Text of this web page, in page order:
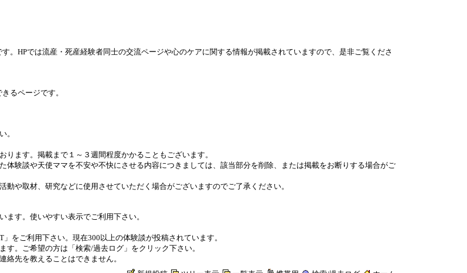
。HPでは流産・死産経験者同士の交流ページや心のケアに関する情報が掲載されていますので、是非ご覧くださ
るページです。
。
ます。掲載まで１～３週間程度かかることもございます。
験談や天使ママを不安や不快にさせる内容につきましては、該当部分を削除、または掲載をお断りする場合がご
や取材、研究などに使用させていただく場合がございますのでご了承ください。
す。使いやすい表示でご利用下さい。
をご利用下さい。現在300以上の体験談が投稿されています。
。ご希望の方は「検索/過去ログ」をクリック下さい。
先を教えることはできません。